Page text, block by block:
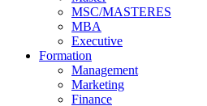
MSC/MASTERES
MBA
Executive
Formation
Management
Marketing
Finance